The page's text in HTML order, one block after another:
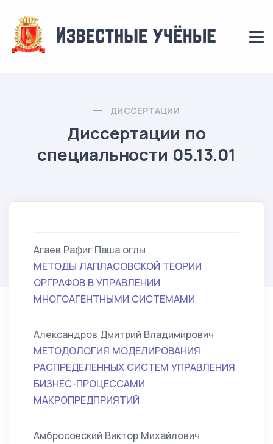
ДИССЕРТАЦИИ
Диссертации по
специальности 05.13.01
Агаев Рафиг Паша оглы
МЕТОДЫ ЛАПЛАСОВСКОЙ ТЕОРИИ
ОРГРАФОВ В УПРАВЛЕНИИ
МНОГОАГЕНТНЫМИ СИСТЕМАМИ
Александров Дмитрий Владимирович
МЕТОДОЛОГИЯ МОДЕЛИРОВАНИЯ
РАСПРЕДЕЛЕННЫХ СИСТЕМ УПРАВЛЕНИЯ
БИЗНЕС-ПРОЦЕССАМИ
МАКРОПРЕДПРИЯТИЙ
Амбросовский Виктор Михайлович